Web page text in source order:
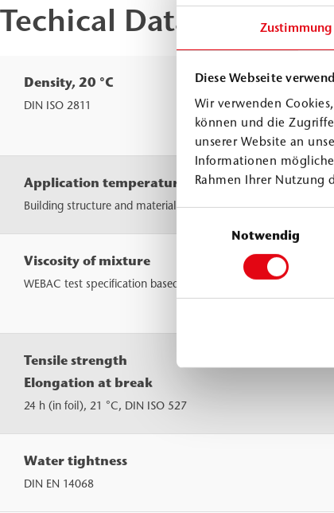
Zustimmung
Diese Webseite
Wir verwenden
können und die
unserer Website an
Informationen
Rahmen Ihrer Nutzung
Notwendig
Techical Data
Density, 20 °C
DIN ISO 2811
Application temperature
Building structure and material
Viscosity of mixture
WEBAC test specification based on DIN ISO 3219
Tensile strength
Elongation at break
24 h (in foil), 21 °C, DIN ISO 527
Water tightness
DIN EN 14068